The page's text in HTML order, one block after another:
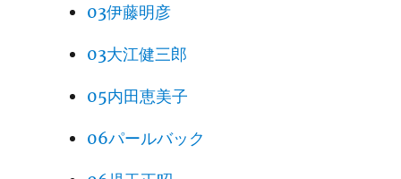
03伊藤明彦
03大江健三郎
05内田恵美子
06パールバック